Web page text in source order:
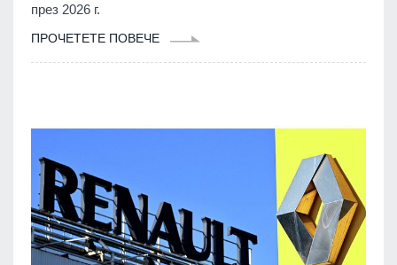
през 2026 г.
ПРОЧЕТЕТЕ ПОВЕЧЕ